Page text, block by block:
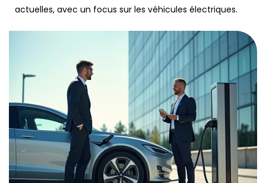
actuelles, avec un focus sur les véhicules électriques.